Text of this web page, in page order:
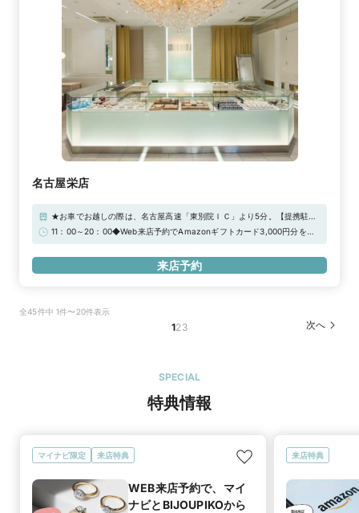
名古屋栄店
★お車でお越しの際は、名古屋高速「東別院ＩＣ」より5分。【提携駐車
場】・エンゼルパーク駐車場・大一栄パーキング上記、提携先の駐車券を
通公園をはさんで真向かい、松坂屋を出て徒歩1分です。★名古屋駅等、
お近くからはタクシーをご利用くださいませ。領収書をご持参頂くと上限
11：00～20：00◆Web来店予約でAmazonギフトカード3,000円分をプ
来店予約
全45件中 1件〜20件表示
123 次へ
SPECIAL
特典情報
マイナビ限定 来店特典
WEB来店予約で、マイ
ナビとBIJOUPIKOから
来店特典